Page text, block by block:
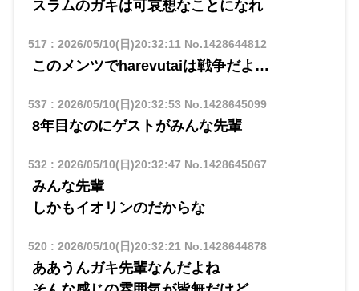
スラムのガキは可哀想なことになれ
517 : 2026/05/10(日)20:32:11 No.1428644812
このメンツでharevutaiは戦争だよ…
537 : 2026/05/10(日)20:32:53 No.1428645099
8年目なのにゲストがみんな先輩
532 : 2026/05/10(日)20:32:47 No.1428645067
みんな先輩
しかもイオリンのだからな
520 : 2026/05/10(日)20:32:21 No.1428644878
ああうんガキ先輩なんだよね